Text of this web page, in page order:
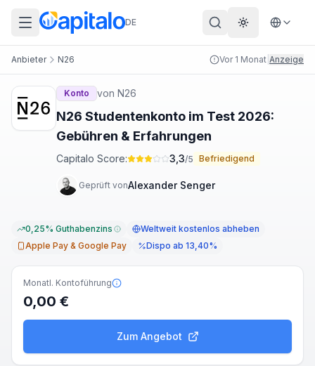
DE Theme
Anbieter N26 Vor 1 Monat Anzeige
Konto von N26
N26 Studentenkonto im Test 2026:
Gebühren & Erfahrungen
Capitalo Score: 3,3/5 Befriedigend
Geprüft vonAlexander Senger
0,25% Guthabenzins
Weltweit kostenlos abheben
Apple Pay & Google Pay
Dispo ab 13,40%
Monatl. Kontoführung
0,00 €
Zum Angebot